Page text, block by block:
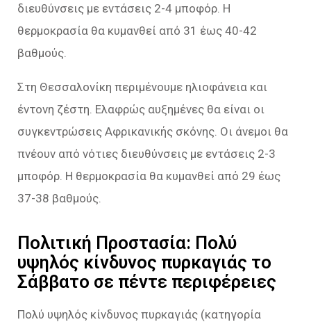
διευθύνσεις με εντάσεις 2-4 μποφόρ. Η
θερμοκρασία θα κυμανθεί από 31 έως 40-42
βαθμούς.
Στη Θεσσαλονίκη περιμένουμε ηλιοφάνεια και
έντονη ζέστη. Ελαφρώς αυξημένες θα είναι οι
συγκεντρώσεις Αφρικανικής σκόνης. Οι άνεμοι θα
πνέουν από νότιες διευθύνσεις με εντάσεις 2-3
μποφόρ. Η θερμοκρασία θα κυμανθεί από 29 έως
37-38 βαθμούς.
Πολιτική Προστασία: Πολύ
υψηλός κίνδυνος πυρκαγιάς το
Σάββατο σε πέντε περιφέρειες
Πολύ υψηλός κίνδυνος πυρκαγιάς (κατηγορία